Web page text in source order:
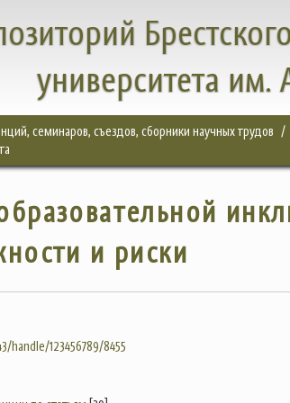
университета
семинаров, съездов, сборники научных трудов
и риски
handle/123456789/8455